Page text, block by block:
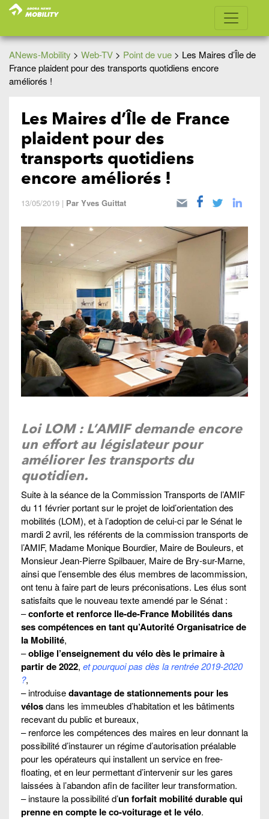
ANews-Mobility > Web-TV > Point de vue > Les Maires d’Île de
France plaident pour des transports quotidiens encore
améliorés !
Les Maires d’Île de France
plaident pour des
transports quotidiens
encore améliorés !
13/05/2019 | Par Yves Guittat
Loi LOM : L’AMIF demande encore
un effort au législateur pour
améliorer les transports du
quotidien.
Suite à la séance de la Commission Transports de l’AMIF
du 11 février portant sur le projet de loid’orientation des
mobilités (LOM), et à l’adoption de celui-ci par le Sénat le
mardi 2 avril, les référents de la commission transports de
l’AMIF, Madame Monique Bourdier, Maire de Bouleurs, et
Monsieur Jean-Pierre Spilbauer, Maire de Bry-sur-Marne,
ainsi que l’ensemble des élus membres de lacommission,
ont tenu à faire part de leurs préconisations. Les élus sont
satisfaits que le nouveau texte amendé par le Sénat :
–conforte et renforce Ile-de-France Mobilités dans
ses compétences en tant qu’Autorité Organisatrice de
la Mobilité,
–oblige l’enseignement du vélo dès le primaire à
partir de 2022, et pourquoi pas dès la rentrée 2019-2020
?,
– introduisedavantage de stationnements pour les
vélosdans les immeubles d’habitation et les bâtiments
recevant du public et bureaux,
– renforce les compétences des maires en leur donnant la
possibilité d’instaurer un régime d’autorisation préalable
pour les opérateurs qui installent un service en free-
floating, et en leur permettant d’intervenir sur les gares
laissées à l’abandon afin de faciliter leur transformation.
– instaure la possibilité d’un forfait mobilité durable qui
prenne en compte le co-voiturage et le vélo.